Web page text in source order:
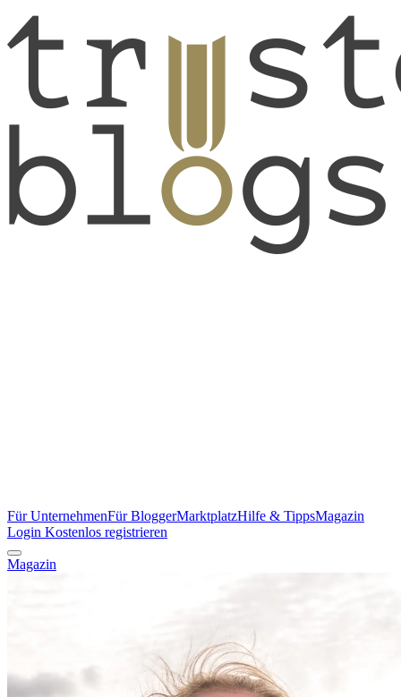
Für UnternehmenFür BloggerMarktplatzHilfe & TippsMagazin
Login Kostenlos registrieren
Magazin